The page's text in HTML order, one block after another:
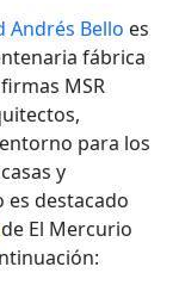
Andrés Bello es
fábrica
MSR
para los
y
es destacado
de El Mercurio